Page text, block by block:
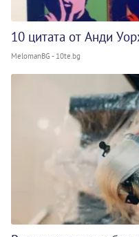
10 цитата от Анди
MelomanBG - 10te.bg